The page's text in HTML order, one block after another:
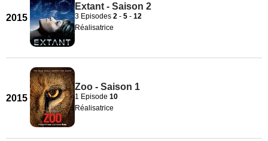
2015
Extant - Saison 2
3 Episodes 2 - 5 - 12
Réalisatrice
2015
Zoo - Saison 1
1 Episode 10
Réalisatrice